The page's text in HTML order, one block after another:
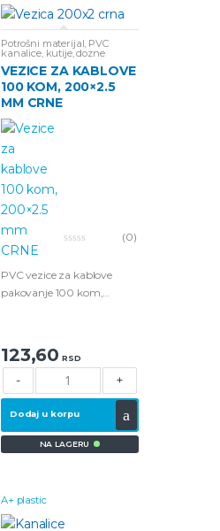
Potrošni materijal, PVC
kanalice, kutije, dozne
VEZICE ZA KABLOVE
100 KOM, 200×2.5
MM CRNE
u
o
(0)
PVC vezice za kablove
pakovanje 100 kom,
123,60 RSD
- +
Dodaj u korpu
NA LAGERU
A+ plastic